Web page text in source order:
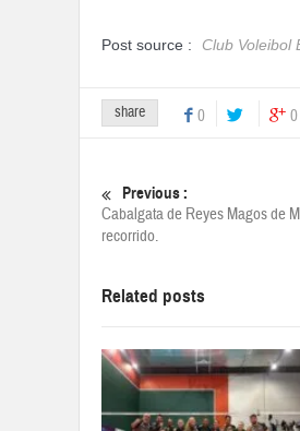
Post source : Club Voleibol
share 0 0
Previous :
Cabalgata de Reyes Magos de
recorrido.
Related posts